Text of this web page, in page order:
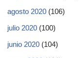
agosto 2020 (106)
julio 2020 (100)
junio 2020 (104)